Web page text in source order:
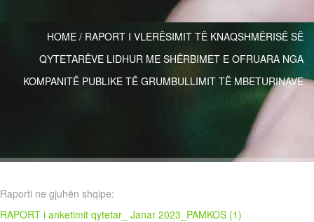
HOME / RAPORT I VLERËSIMIT TË KNAQSHMËRISË SË
QYTETARËVE LIDHUR ME SHËRBIMET E OFRUARA NGA
KOMPANITË PUBLIKE TË GRUMBULLIMIT TË MBETURINAVE
Raporti ne gjuhën shqipe:
RAPORT i anketimit qytetar_ Janar 2023_PAMKOS (1)